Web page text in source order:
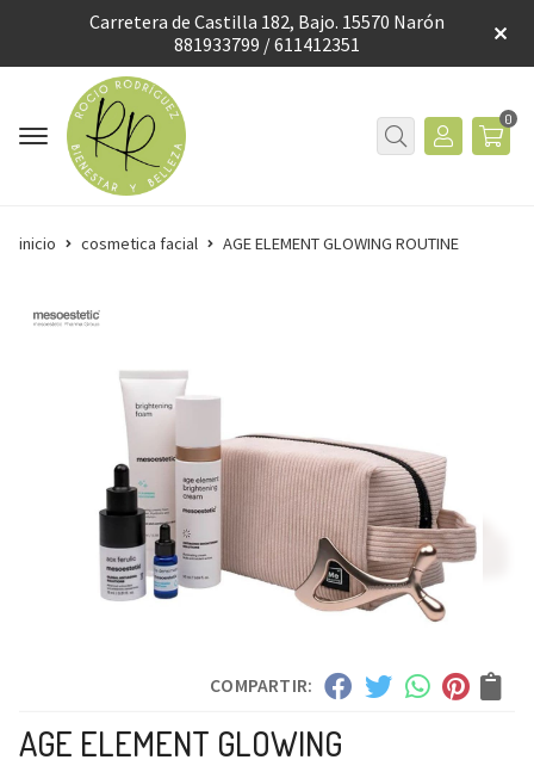
Carretera de Castilla 182, Bajo. 15570 Narón
881933799 / 611412351
0
inicio cosmetica facial AGE ELEMENT GLOWING ROUTINE
COMPARTIR:
AGE ELEMENT GLOWING